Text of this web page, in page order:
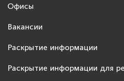
Офисы
Вакансии
Раскрытие информации
Раскрытие информации для